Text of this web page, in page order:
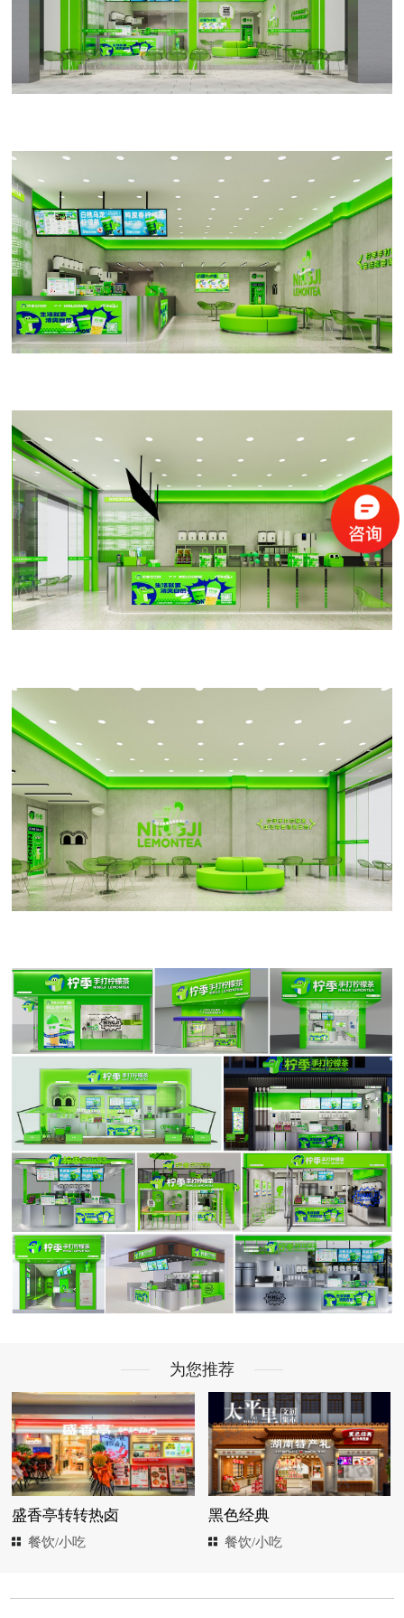
为您推荐
盛香亭转转热卤
餐饮/小吃
黑色经典
餐饮/小吃